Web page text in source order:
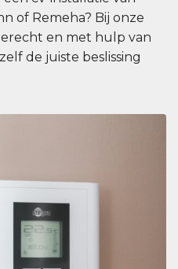
of Remeha? Bij onze
en met hulp van
de juiste beslissing